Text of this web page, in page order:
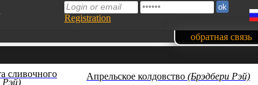
Registration
обратная связь
сливочного
Рэй)
Апрельское колдовство (Брэдбери Рэй)